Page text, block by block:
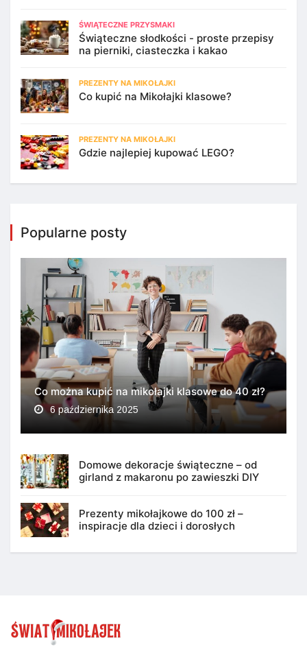
ŚWIĄTECZNE PRZYSMAKI
Świąteczne słodkości - proste przepisy
na pierniki, ciasteczka i kakao
PREZENTY NA MIKOŁAJKI
Co kupić na Mikołajki klasowe?
PREZENTY NA MIKOŁAJKI
Gdzie najlepiej kupować LEGO?
Popularne posty
Co można kupić na mikołajki klasowe do 40 zł?
6 października 2025
Domowe dekoracje świąteczne – od
girland z makaronu po zawieszki DIY
Prezenty mikołajkowe do 100 zł –
inspiracje dla dzieci i dorosłych